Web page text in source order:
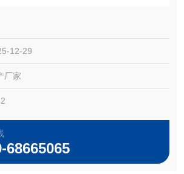
，适用于中性腐蚀的液体和气体介质的
12-29
厂家
68665065